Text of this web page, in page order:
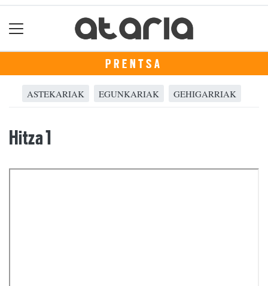
PRENTSA
ASTEKARIAK EGUNKARIAK GEHIGARRIAK
Hitza 1